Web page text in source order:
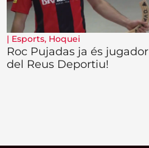
| Esports, Hoquei
Roc Pujadas ja és jugador
del Reus Deportiu!